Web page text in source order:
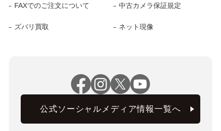
FAXでのご注文について 中古カメラ保証規定
ズバリ買取 ネット現像
公式ソーシャルメディア情報一覧へ